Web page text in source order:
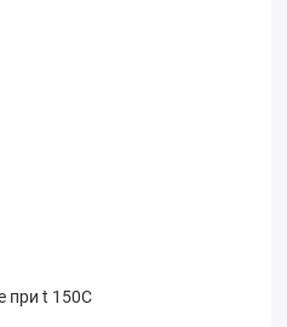
при t 150С